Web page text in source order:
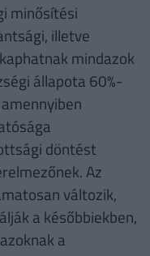
minősítési
illetve
mindazok
állapota 60%-
döntést
Az
változik,
a későbbiekben,
a